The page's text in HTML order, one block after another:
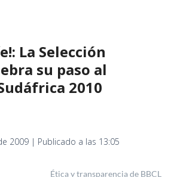
La Selección
su paso al
2010
2009 | Publicado a las 13:05
Ética y transparencia de BBCL